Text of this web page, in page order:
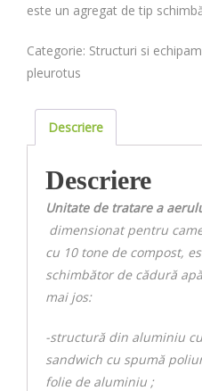
este un agregat de tip
Categorie: Structuri si
pleurotus
Descriere
Descriere
Unitate de tratare a
dimensionat pentru
cu 10 tone de compost,
schimbător de cădură
mai jos:
-structură din aluminiu
sandwich cu spumă
folie de aluminiu ;